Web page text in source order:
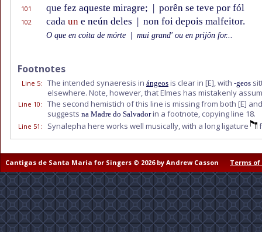
101 que fez aqueste miragre; | porên se teve por fól
102 cada un e neún deles | non foi depois malfeitor.
O que en coita de mórte mui grand' ou en prijôn for...
Footnotes
Line 5: The intended synaeresis in ángeos is clear in [E], with -geos
elsewhere. Note, however, that Elmes has mistakenly
Line 10: The second hemistich of this line is missing from both [E]
suggests na Madre do Salvadorin a footnote, copying line 18.
Line 51 : Synalepha here works well musically, with a long ligature
Cantigas de Santa Maria for Singers © 2026 by Andrew Casson Terms of